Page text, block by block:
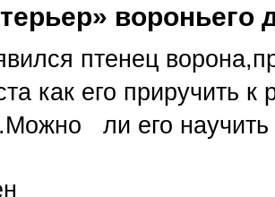
вороньего
птенец
как его приручить к
ли его научить